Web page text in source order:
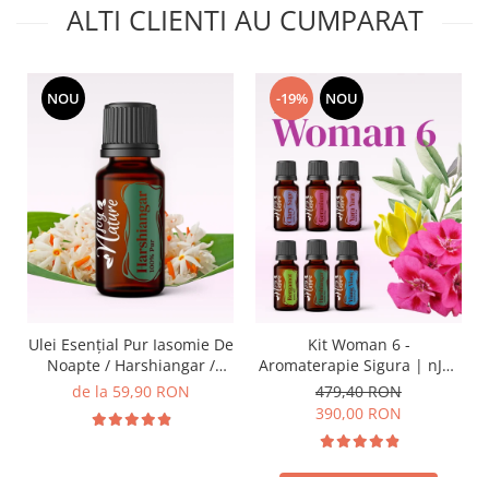
ALTI CLIENTI AU CUMPARAT
NOU
Ulei Esențial Pur Iasomie De
Noapte / Harshiangar /
Nyctanthes Arbortristis 5ml
Sigura | nJoy Nature
de la 59,90 RON
-19% NOU
Kit Woman 6 -
Aromaterapie Sigura | nJoy
Nature
479,40 RON
390,00 RON